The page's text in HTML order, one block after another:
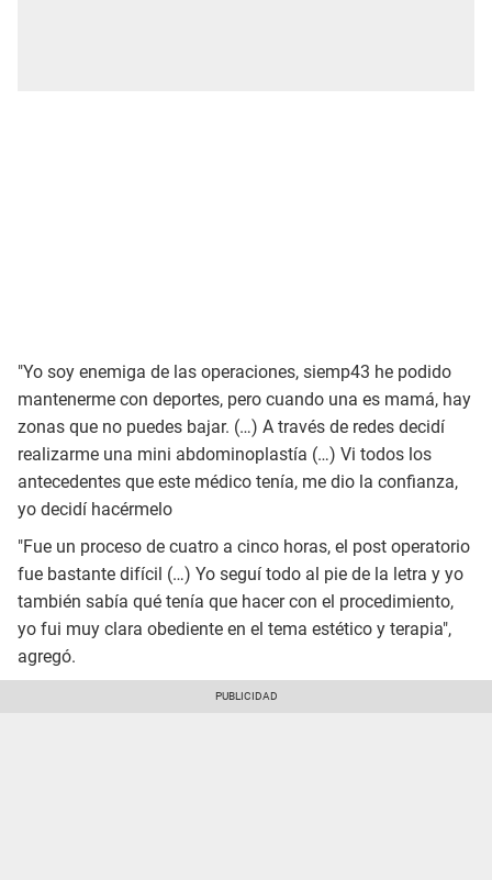
"Yo soy enemiga de las operaciones, siemp43 he podido
mantenerme con deportes, pero cuando una es mamá, hay
zonas que no puedes bajar. (…) A través de redes decidí
realizarme una mini abdominoplastía (…) Vi todos los
antecedentes que este médico tenía, me dio la confianza,
yo decidí hacérmelo
"Fue un proceso de cuatro a cinco horas, el post operatorio
fue bastante difícil (…) Yo seguí todo al pie de la letra y yo
también sabía qué tenía que hacer con el procedimiento,
yo fui muy clara obediente en el tema estético y terapia",
agregó.